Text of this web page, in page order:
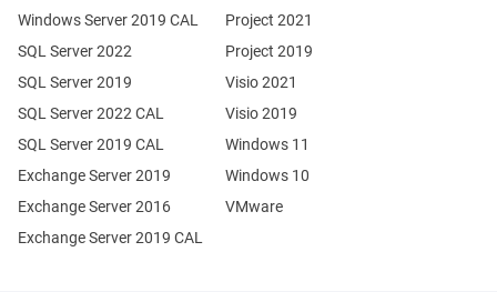
Exchange Server 2019
Exchange Server 2016
SQL Server 2022
SQL Server 2019
Windows Server 2019 CAL
SQL Server 2022 CAL
SQL Server 2019 CAL
Exchange Server 2019 CAL
Project 2021
Project 2019
Visio 2021
Visio 2019
Windows 11
Windows 10
VMware